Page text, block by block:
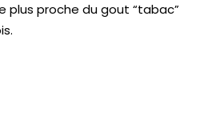
plus proche du gout “tabac”